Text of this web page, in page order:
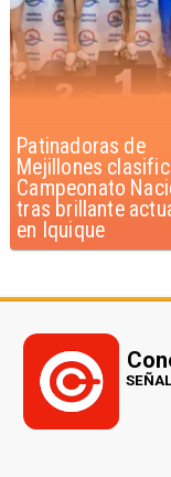
Novedoso
entrenamiento de
beneficia a niños
discapacidad